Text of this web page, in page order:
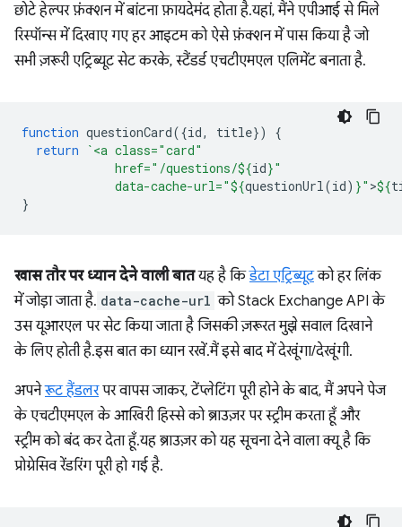
छोटे हेल्पर फ़ंक्शन में बांटना फ़ायदेमंद होता है. यहां, मैंने एपीआई से मिले
रिस्पॉन्स में दिखाए गए हर आइटम को ऐसे फ़ंक्शन में पास किया है जो
सभी ज़रूरी एट्रिब्यूट सेट करके, स्टैंडर्ड एचटीएमएल एलिमेंट बनाता है.
function questionCard({id, title})
{
return
`<a class="card"
             href="/questions/
${id}"
             data-cache-url="
${questionUrl(id) }" >${
}
खास तौर पर ध्यान देने वाली बातयह है किडेटा एट्रिब्यूटको हर लिंक
में जोड़ा जाता है. data-cache-url को Stack Exchange API के
उस यूआरएल पर सेट किया जाता है जिसकी ज़रूरत मुझे सवाल दिखाने
के लिए होती है. इस बात का ध्यान रखें. मैं इसे बाद में देखूंगा/देखूंगी.
अपनेरूट हैंडलरपर वापस जाकर, टेंप्लेटिंग पूरी होने के बाद, मैं अपने पेज
के एचटीएमएल के आखिरी हिस्से को ब्राउज़र पर स्ट्रीम करता हूँ और
स्ट्रीम को बंद कर देता हूँ. यह ब्राउज़र को यह सूचना देने वाला क्यू है कि
प्रोग्रेसिव रेंडरिंग पूरी हो गई है.